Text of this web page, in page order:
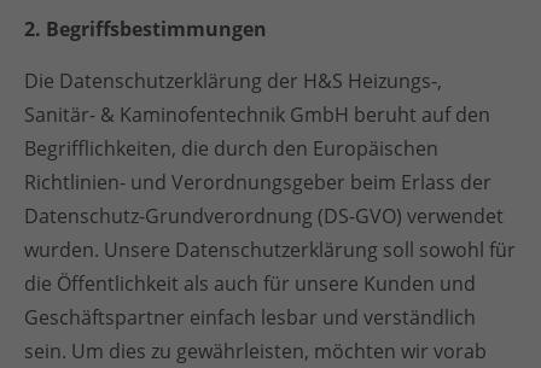
2. Begriffsbestimmungen
Die Datenschutzerklärung der H&S Heizungs-,
Sanitär- & Kaminofentechnik GmbH beruht auf den
Begrifflichkeiten, die durch den Europäischen
Richtlinien- und Verordnungsgeber beim Erlass der
Datenschutz-Grundverordnung (DS-GVO) verwendet
wurden. Unsere Datenschutzerklärung soll sowohl für
die Öffentlichkeit als auch für unsere Kunden und
Geschäftspartner einfach lesbar und verständlich
sein. Um dies zu gewährleisten, möchten wir vorab